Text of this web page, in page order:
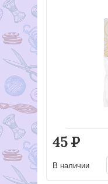
45Р
В наличии